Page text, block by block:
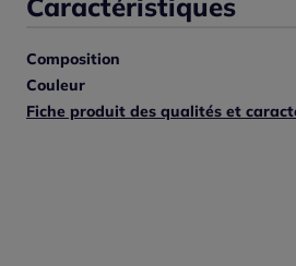
Composition
Couleur
Fiche produit des qualités et